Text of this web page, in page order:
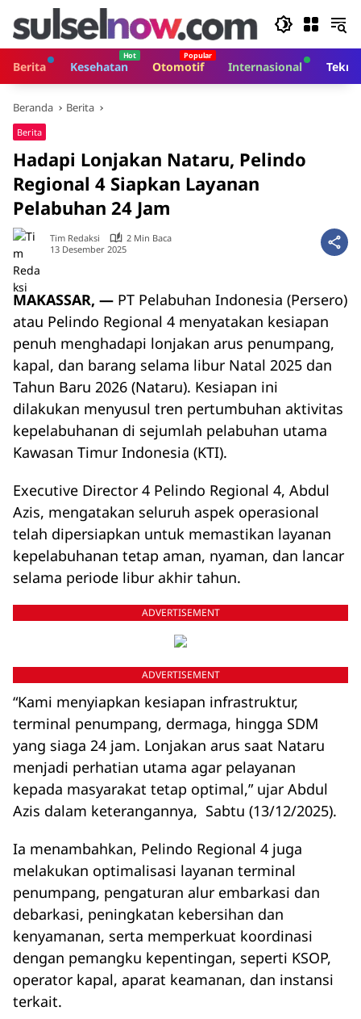
Langsung
konten
Berita
Kesehatan Otomotif Internasional
Beranda Berita
Berita
Hadapi Lonjakan Nataru, Pelindo
Regional 4 Siapkan Layanan
Pelabuhan 24 Jam
Tim Redaksi
2 Min Baca
13 Desember 2025
MAKASSAR, — PT Pelabuhan Indonesia (Persero)
atau Pelindo Regional 4 menyatakan kesiapan
penuh menghadapi lonjakan arus penumpang,
kapal, dan barang selama libur Natal 2025 dan
Tahun Baru 2026 (Nataru). Kesiapan ini
dilakukan menyusul tren pertumbuhan aktivitas
kepelabuhanan di sejumlah pelabuhan utama
Kawasan Timur Indonesia (KTI).
Executive Director 4 Pelindo Regional 4, Abdul
Azis, mengatakan seluruh aspek operasional
telah dipersiapkan untuk memastikan layanan
kepelabuhanan tetap aman, nyaman, dan lancar
selama periode libur akhir tahun.
ADVERTISEMENT
ADVERTISEMENT
“Kami menyiapkan kesiapan infrastruktur,
terminal penumpang, dermaga, hingga SDM
yang siaga 24 jam. Lonjakan arus saat Nataru
menjadi perhatian utama agar pelayanan
kepada masyarakat tetap optimal,” ujar Abdul
Azis dalam keterangannya, Sabtu (13/12/2025).
Ia menambahkan, Pelindo Regional 4 juga
melakukan optimalisasi layanan terminal
penumpang, pengaturan alur embarkasi dan
debarkasi, peningkatan kebersihan dan
kenyamanan, serta memperkuat koordinasi
dengan pemangku kepentingan, seperti KSOP,
operator kapal, aparat keamanan, dan instansi
terkait.